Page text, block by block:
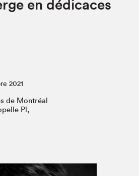
en dédicaces
2021
de Montréal
Pl,